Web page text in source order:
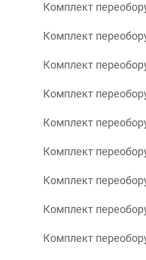
Комплект
Комплект
Комплект
Комплект
Комплект
Комплект
Комплект
Комплект
Комплект